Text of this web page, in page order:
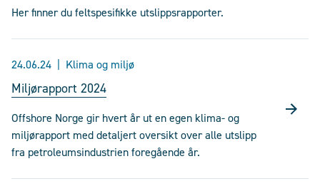
Her finner du feltspesifikke utslippsrapporter.
24.06.24 Klima og miljø
Miljørapport 2024
Offshore Norge gir hvert år ut en egen klima- og
miljørapport med detaljert oversikt over alle utslipp
fra petroleumsindustrien foregående år.